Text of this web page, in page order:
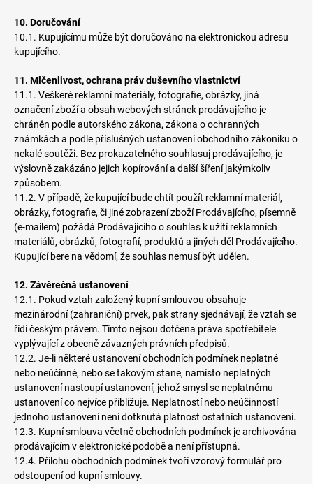
10. Doručování
10.1. Kupujícímu může být doručováno na elektronickou adresu
kupujícího.
11. Mlčenlivost, ochrana práv duševního vlastnictví
11.1. Veškeré reklamní materiály, fotografie, obrázky, jiná
označení zboží a obsah webových stránek prodávajícího je
chráněn podle autorského zákona, zákona o ochranných
známkách a podle příslušných ustanovení obchodního zákoníku o
nekalé soutěži. Bez prokazatelného souhlasuj prodávajícího, je
výslovně zakázáno jejich kopírování a další šíření jakýmkoliv
způsobem.
11.2. V případě, že kupující bude chtít použít reklamní materiál,
obrázky, fotografie, či jiné zobrazení zboží Prodávajícího, písemně
(e-mailem) požádá Prodávajícího o souhlas k užití reklamních
materiálů, obrázků, fotografií, produktů a jiných děl Prodávajícího.
Kupující bere na vědomí, že souhlas nemusí být udělen.
12. Závěrečná ustanovení
12.1. Pokud vztah založený kupní smlouvou obsahuje
mezinárodní (zahraniční) prvek, pak strany sjednávají, že vztah se
řídí českým právem. Tímto nejsou dotčena práva spotřebitele
vyplývající z obecně závazných právních předpisů.
12.2. Je-li některé ustanovení obchodních podmínek neplatné
nebo neúčinné, nebo se takovým stane, namísto neplatných
ustanovení nastoupí ustanovení, jehož smysl se neplatnému
ustanovení co nejvíce přibližuje. Neplatností nebo neúčinností
jednoho ustanovení není dotknutá platnost ostatních ustanovení.
12.3. Kupní smlouva včetně obchodních podmínek je archivována
prodávajícím v elektronické podobě a není přístupná.
12.4. Přílohu obchodních podmínek tvoří vzorový formulář pro
odstoupení od kupní smlouvy.